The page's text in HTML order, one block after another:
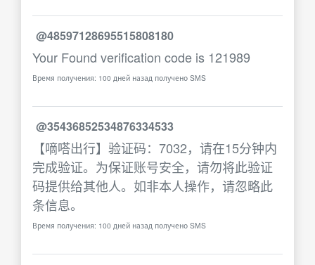
@48597128695515808180
Your Found verification code is 121989
Время получения: 100 дней назад получено SMS
@35436852534876334533
【嘀嗒出行】验证码：7032，请在15分钟内
完成验证。为保证账号安全，请勿将此验证
码提供给其他人。如非本人操作，请忽略此
条信息。
Время получения: 100 дней назад получено SMS